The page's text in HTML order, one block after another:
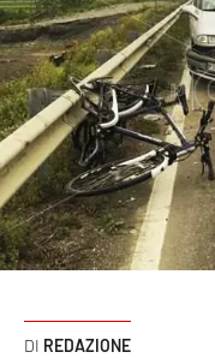
Attualità
Economia e lavoro
Italia Mondo
Sanità
Cultura
REDAZIONE